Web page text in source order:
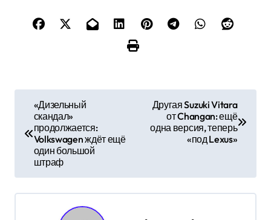
и
г
«Дизельный
скандал»
продолжается:
Volkswagen ждёт ещё
один большой
штраф
Другая Suzuki Vitara
от Changan: ещё
одна версия, теперь
«под Lexus»